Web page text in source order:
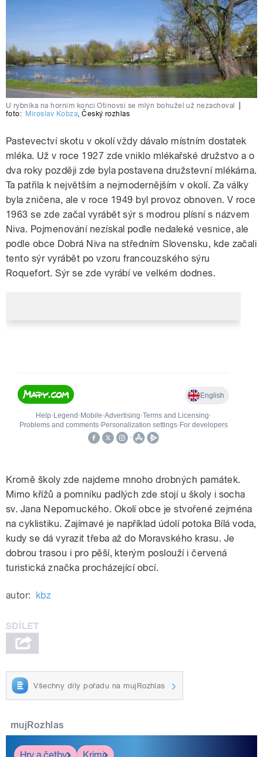
U rybníka na horním konci Otinovsi se mlýn bohužel už nezachoval
foto: Miroslav Kobza,Český rozhlas
Pastevectví skotu v okolí vždy dávalo místním dostatek
mléka. Už v roce 1927 zde vniklo mlékařské družstvo a o
dva roky později zde byla postavena družstevní mlékárna.
Ta patřila k největším a nejmodernějším v okolí. Za války
byla zničena, ale v roce 1949 byl provoz obnoven. V roce
1963 se zde začal vyrábět sýr s modrou plísní s názvem
Niva. Pojmenování nezískal podle nedaleké vesnice, ale
podle obce Dobrá Niva na středním Slovensku, kde začali
tento sýr vyrábět po vzoru francouzského sýru
Roquefort. Sýr se zde vyrábí ve velkém dodnes.
Kromě školy zde najdeme mnoho drobných památek.
Mimo křížů a pomníku padlých zde stojí u školy i socha
sv. Jana Nepomuckého. Okolí obce je stvořené zejména
na cyklistiku. Zajímavé je například údolí potoka Bílá voda,
kudy se dá vyrazit třeba až do Moravského krasu. Je
dobrou trasou i pro pěší, kterým poslouží i červená
turistická značka procházející obcí.
autor: kbz
Všechny díly pořadu na mujRozhlas
mujRozhlas